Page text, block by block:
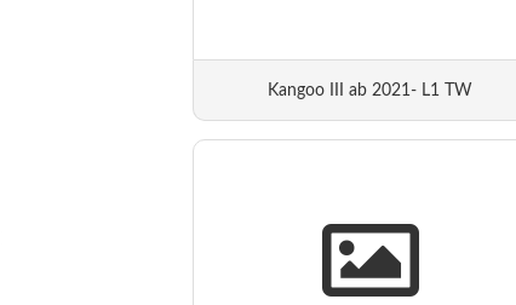
Kangoo III ab 2021- L1 TW